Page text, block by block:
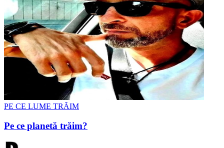
PE CE LUME TRĂIM
Pe ce planetă trăim?